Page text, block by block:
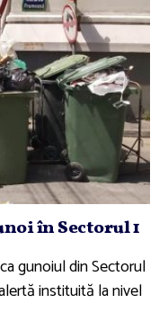
în Sectorul 1
gunoiul din Sectorul
instituită la nivel